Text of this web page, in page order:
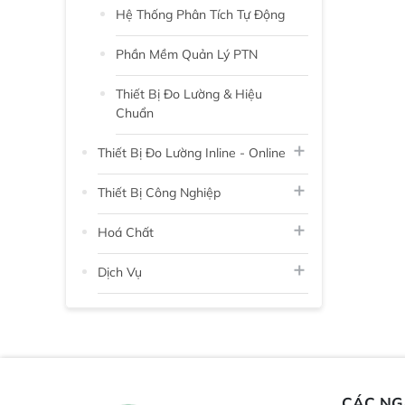
Hệ Thống Phân Tích Tự Động
Phần Mềm Quản Lý PTN
Thiết Bị Đo Lường & Hiệu
Chuẩn
Thiết Bị Đo Lường Inline - Online
Thiết Bị Công Nghiệp
Hoá Chất
Dịch Vụ